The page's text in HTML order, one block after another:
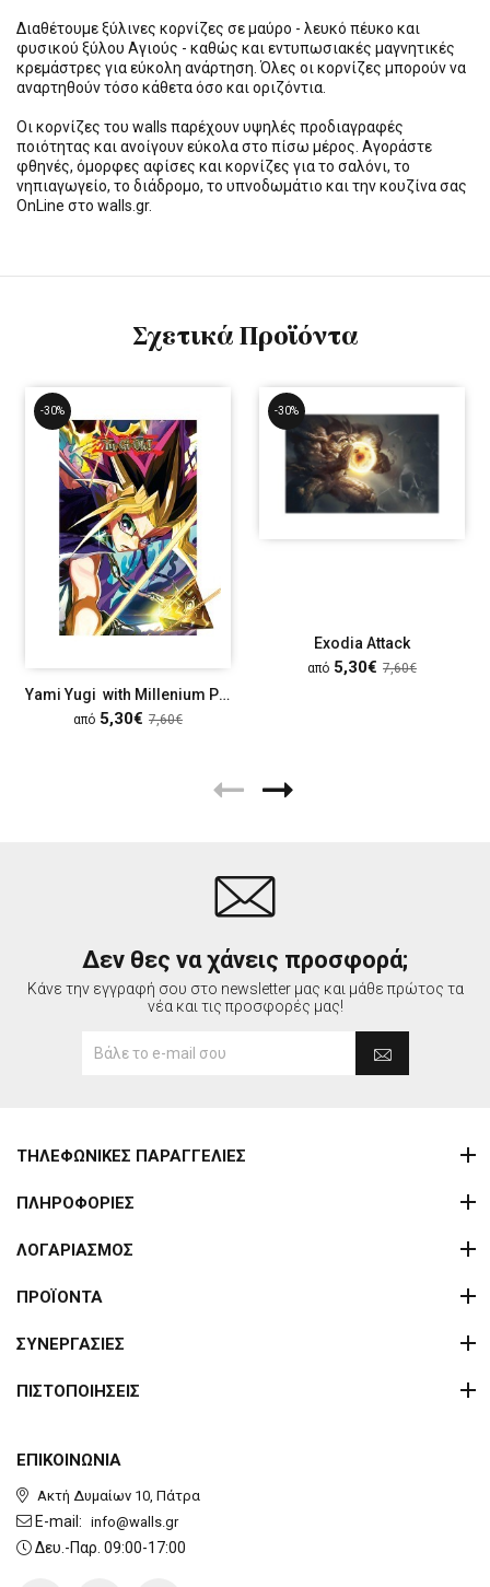
Διαθέτουμε ξύλινες κορνίζες σε μαύρο - λευκό πέυκο και
φυσικού ξύλου Αγιούς - καθώς και εντυπωσιακές μαγνητικές
κρεμάστρες για εύκολη ανάρτηση. Όλες οι κορνίζες μπορούν να
αναρτηθούν τόσο κάθετα όσο και οριζόντια.
Οι κορνίζες του walls παρέχουν υψηλές προδιαγραφές
ποιότητας και ανοίγουν εύκολα στο πίσω μέρος. Αγοράστε
φθηνές, όμορφες αφίσες και κορνίζες για το σαλόνι, το
νηπιαγωγείο, το διάδρομο, το υπνοδωμάτιο και την κουζίνα σας
OnLine στο walls.gr.
Σχετικά Προϊόντα
-30%
Yami Yugi with Millenium Puzzle
από 5,30€ 7,60€
-30%
Exodia Attack
από 5,30€ 7,60€
Δεν θες να χάνεις προσφορά;
Κάνε την εγγραφή σου στο newsletter μας και μάθε πρώτος τα
νέα και τις προσφορές μας!
ΕΠΙΚΟΙΝΩΝΙΑ
Ακτή Δυμαίων 10, Πάτρα
E-mail: info@walls.gr
Δευ.-Παρ. 09:00-17:00
ΤΗΛΕΦΩΝΙΚΕΣ ΠΑΡΑΓΓΕΛΙΕΣ
ΠΛΗΡΟΦΟΡΙΕΣ
ΛΟΓΑΡΙΑΣΜΟΣ
ΠΡΟΪΟΝΤΑ
ΣΥΝΕΡΓΑΣΙΕΣ
ΠΙΣΤΟΠΟΙΗΣΕΙΣ